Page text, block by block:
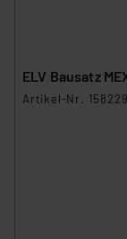
ELV Bausatz
Artikel-Nr. 158229